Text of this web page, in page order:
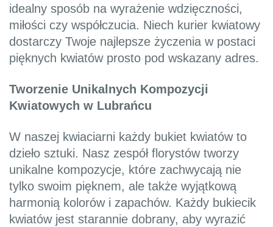
idealny sposób na wyrażenie wdzięczności,
miłości czy współczucia. Niech kurier kwiatowy
dostarczy Twoje najlepsze życzenia w postaci
pięknych kwiatów prosto pod wskazany adres.
Tworzenie Unikalnych Kompozycji
Kwiatowych w Lubrańcu
W naszej kwiaciarni każdy bukiet kwiatów to
dzieło sztuki. Nasz zespół florystów tworzy
unikalne kompozycje, które zachwycają nie
tylko swoim pięknem, ale także wyjątkową
harmonią kolorów i zapachów. Każdy bukiecik
kwiatów jest starannie dobrany, aby wyrazić